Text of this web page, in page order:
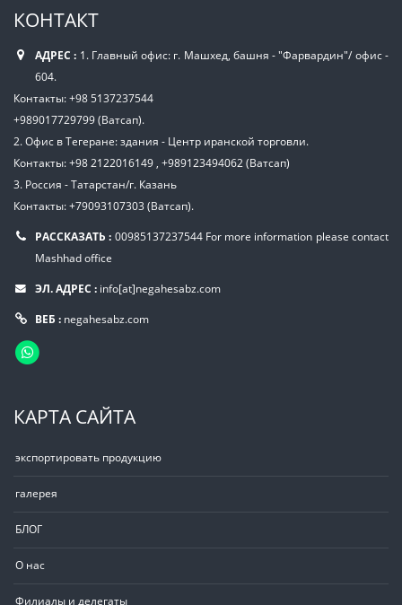
КОНТАКТ
АДРЕС : 1. Главный офис: г. Машхед, башня - "Фарвардин"/ офис -
604.
Контакты: +98 5137237544
+989017729799 (Ватсап).
2. Офис в Тегеране: здания - Центр иранской торговли.
Контакты: +98 2122016149 , +989123494062 (Ватсап)
3. Россия - Татарстан/г. Казань
Контакты: +79093107303 (Ватсап).
РАССКАЗАТЬ : 00985137237544 For more information please contact
Mashhad office
ЭЛ. АДРЕС : info[at]negahesabz.com
ВЕБ : negahesabz.com
КАРТА САЙТА
экспортировать продукцию
галерея
БЛОГ
О нас
Филиалы и делегаты